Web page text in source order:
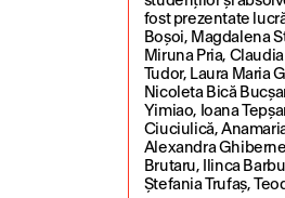
fost prezentate
Boșoi, Magdalena
Miruna Pria,
Tudor, Laura Maria
Nicoleta Bică
Yimiao, Ioana
Ciuciulică,
Alexandra
Brutaru, Ilinca
Ștefania Trufaș,